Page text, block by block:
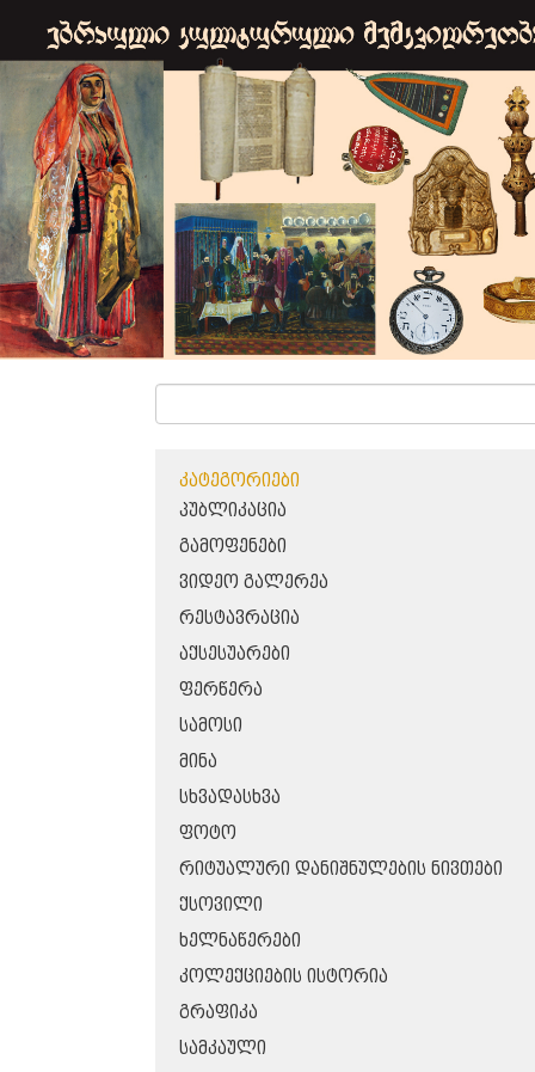
ᲙᲐᲢᲔᲒᲝᲠᲘᲔᲑᲘ
ᲞᲣᲑᲚᲘᲙᲐᲪᲘᲐ
ᲒᲐᲛᲝᲤᲔᲜᲔᲑᲘ
ᲕᲘᲓᲔᲝ ᲒᲐᲚᲔᲠᲔᲐ
ᲠᲔᲡᲢᲐᲕᲠᲐᲪᲘᲐ
ᲐᲥᲡᲔᲡᲣᲐᲠᲔᲑᲘ
ᲤᲔᲠᲬᲔᲠᲐ
ᲡᲐᲛᲝᲡᲘ
ᲛᲘᲜᲐ
ᲡᲮᲕᲐᲓᲐᲡᲮᲕᲐ
ᲤᲝᲢᲝ
ᲠᲘᲢᲣᲐᲚᲣᲠᲘ ᲓᲐᲜᲘᲨᲜᲣᲚᲔᲑᲘᲡ ᲜᲘᲕᲗᲔᲑᲘ
ᲥᲡᲝᲕᲘᲚᲘ
ᲮᲔᲚᲜᲐᲬᲔᲠᲔᲑᲘ
ᲙᲝᲚᲔᲥᲪᲘᲔᲑᲘᲡ ᲘᲡᲢᲝᲠᲘᲐ
ᲒᲠᲐᲤᲘᲙᲐ
ᲡᲐᲛᲙᲐᲣᲚᲘ